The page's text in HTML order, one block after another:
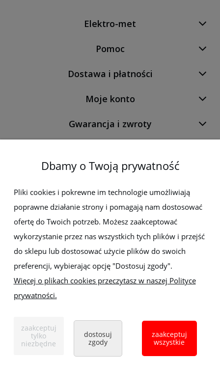
Elektro-met
Pomoc
Dostawa i płatności
Moje konto
Gwarancja i zwroty
Newsletter
Zapisz się do newslettera, aby być na bieżąco z nowościami i
promocjami
Handlowa 1, 35-103 Rzeszów
+48 17 853 90 49 +48 668 191 214
Dbamy o Twoją prywatność
Pliki cookies i pokrewne im technologie umożliwiają
poprawne działanie strony i pomagają nam dostosować
ofertę do Twoich potrzeb. Możesz zaakceptować
wykorzystanie przez nas wszystkich tych plików i przejść
do sklepu lub dostosować użycie plików do swoich
preferencji, wybierając opcję "Dostosuj zgody".
Więcej o plikach cookies przeczytasz w naszej Polityce
prywatności.
zaakceptuj
tylko
niezbędne
dostosuj
zgody
zaakceptuj
wszystkie